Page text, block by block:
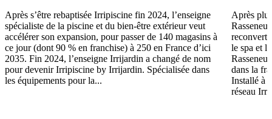
Après s’être rebaptisée Irripiscine fin 2024, l’enseigne
spécialiste de la piscine et du bien-être extérieur veut
accélérer son expansion, pour passer de 140 magasins à
ce jour (dont 90 % en franchise) à 250 en France d’ici
2035. Fin 2024, l’enseigne Irrijardin a changé de nom
pour devenir Irripiscine by Irrijardin. Spécialisée dans
les équipements pour la...
Après
reconverti
le spa et
dans la
Installé à
réseau